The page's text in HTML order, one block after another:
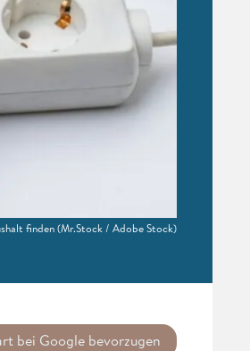
finden(Mr.Stock / Adobe Stock)
bei Google bevorzugen